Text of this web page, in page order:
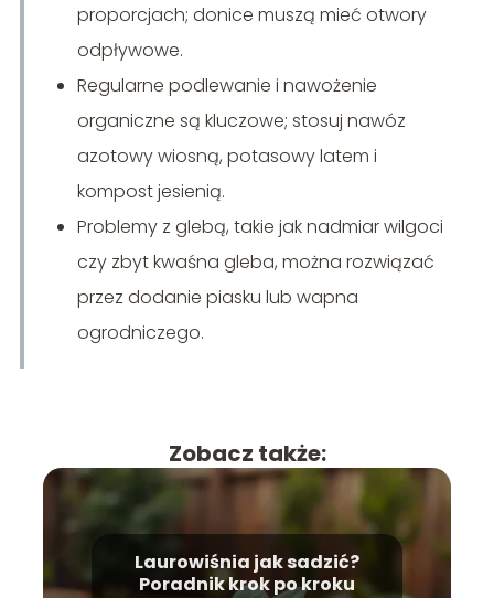
proporcjach; donice muszą mieć otwory
odpływowe.
Regularne podlewanie i nawożenie
organiczne są kluczowe; stosuj nawóz
azotowy wiosną, potasowy latem i
kompost jesienią.
Problemy z glebą, takie jak nadmiar wilgoci
czy zbyt kwaśna gleba, można rozwiązać
przez dodanie piasku lub wapna
ogrodniczego.
Zobacz także:
Laurowiśnia jak sadzić?
Poradnik krok po kroku